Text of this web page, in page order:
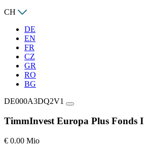
CH
DE
EN
FR
CZ
GR
RO
BG
DE000A3DQ2V1
TimmInvest Europa Plus Fonds I
€ 0.00 Mio